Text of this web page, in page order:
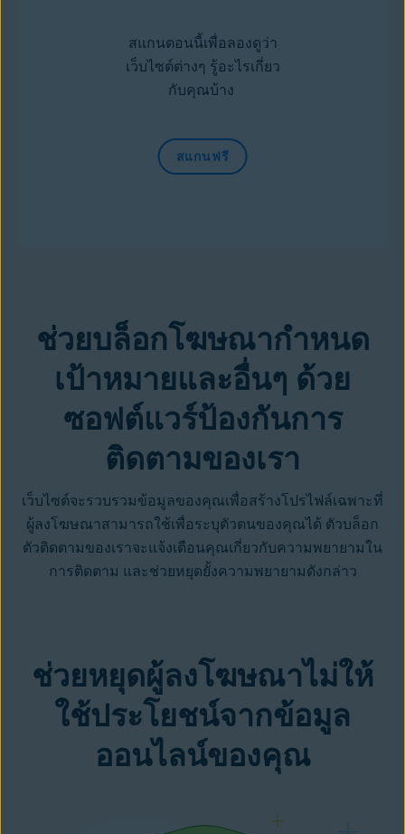
สแกนตอนนี้เพื่อลองดูว่า
เว็บไซต์ต่างๆ รู้อะไรเกี่ยว
กับคุณบ้าง
สแกนฟรี
ช่วยบล็อกโฆษณากำหนด
เป้าหมายและอื่นๆ ด้วย
ซอฟต์แวร์ป้องกันการ
ติดตามของเรา
เว็บไซต์จะรวบรวมข้อมูลของคุณเพื่อสร้างโปรไฟล์เฉพาะที่
ผู้ลงโฆษณาสามารถใช้เพื่อระบุตัวตนของคุณได้ ตัวบล็อก
ตัวติดตามของเราจะแจ้งเตือนคุณเกี่ยวกับความพยายามใน
การติดตาม และช่วยหยุดยั้งความพยายามดังกล่าว
ช่วยหยุดผู้ลงโฆษณาไม่ให้
ใช้ประโยชน์จากข้อมูล
ออนไลน์ของคุณ